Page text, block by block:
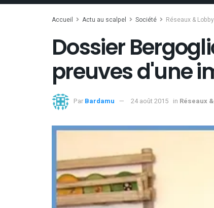
Accueil Actu au scalpel Société Réseaux & Lobby
Dossier
preuves d'une
Par Bardamu 24 août 2015 in Réseaux